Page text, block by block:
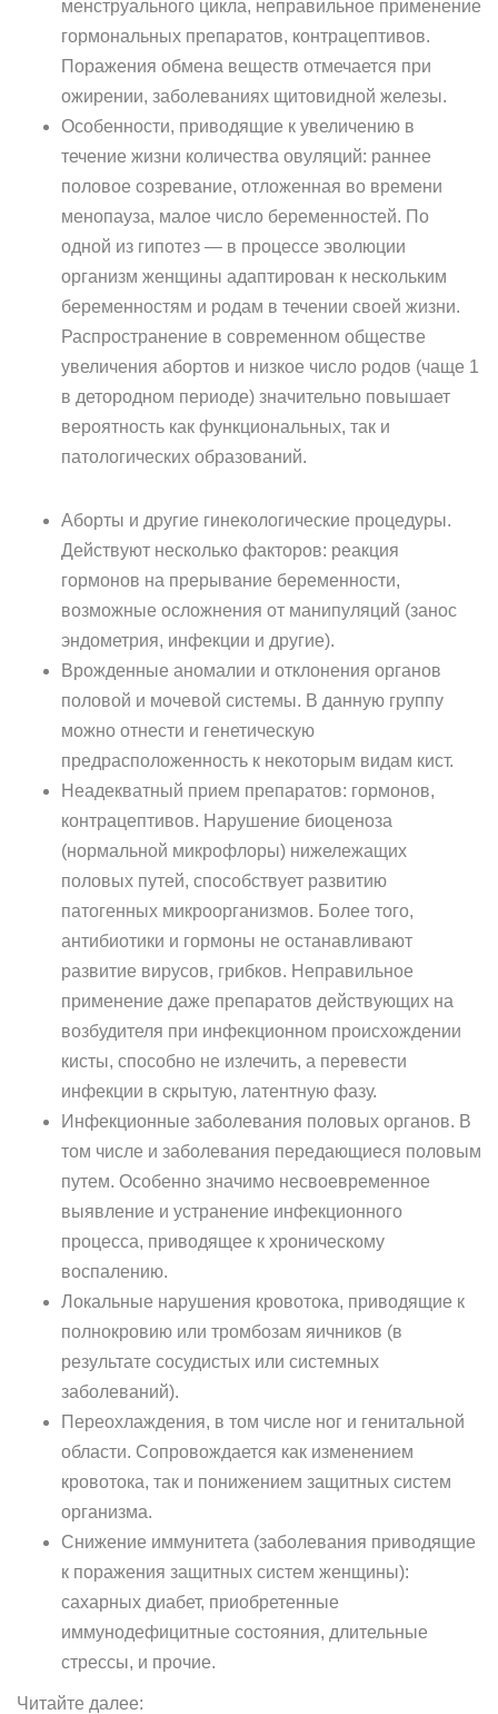
менструального цикла, неправильное применение
гормональных препаратов, контрацептивов.
Поражения обмена веществ отмечается при
ожирении, заболеваниях щитовидной железы.
Особенности, приводящие к увеличению в
течение жизни количества овуляций: раннее
половое созревание, отложенная во времени
менопауза, малое число беременностей. По
одной из гипотез — в процессе эволюции
организм женщины адаптирован к нескольким
беременностям и родам в течении своей жизни.
Распространение в современном обществе
увеличения абортов и низкое число родов (чаще 1
в детородном периоде) значительно повышает
вероятность как функциональных, так и
патологических образований.
Аборты и другие гинекологические процедуры.
Действуют несколько факторов: реакция
гормонов на прерывание беременности,
возможные осложнения от мани­пуляций (занос
эндометрия, инфекции и другие).
Врожденные аномалии и отклонения органов
половой и мочевой системы. В данную группу
можно отнести и генетическую
предрасположенность к некоторым видам кист.
Неадекватный прием препаратов: гормонов,
контрацептивов. Нарушение биоценоза
(нормальной микрофлоры) нижележащих
половых путей, способствует развитию
патогенных микроорганизмов. Более того,
антибиотики и гормоны не останавливают
развитие вирусов, грибков. Неправильное
применение даже препаратов действующих на
возбудителя при инфекционном происхождении
кисты, способно не излечить, а перевести
инфекции в скрытую, латентную фазу.
Инфекционные заболевания половых органов. В
том числе и заболевания передающиеся половым
путем. Особенно значимо несвоевременное
выявление и устранение инфекционного
процесса, приводящее к хроническому
воспалению.
Локальные нарушения кровотока, приводящие к
полнокровию или тромбозам яичников (в
результате сосудистых или системных
заболеваний).
Переохлаждения, в том числе ног и генитальной
области. Сопровождается как изменением
кровотока, так и понижением защитных систем
организма.
Снижение иммунитета (заболевания приводящие
к поражения защитных систем женщины):
сахарных диабет, приобретенные
иммунодефицитные состояния, длительные
стрессы, и прочие.
Читайте далее: